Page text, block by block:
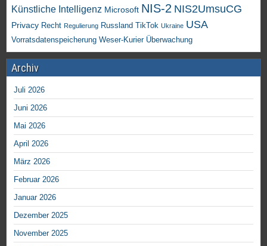
Künstliche Intelligenz Microsoft NIS-2 NIS2UmsuCG
Privacy Recht Regulierung Russland TikTok Ukraine USA
Vorratsdatenspeicherung Weser-Kurier Überwachung
Archiv
Juli 2026
Juni 2026
Mai 2026
April 2026
März 2026
Februar 2026
Januar 2026
Dezember 2025
November 2025